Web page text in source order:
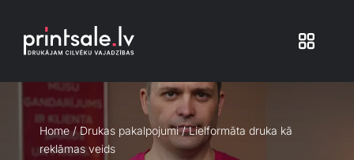
content
Toggle
Produkti
Iepakojums
Home/Drukas pakalpojumi/Lielformāta druka kā
reklāmas veids